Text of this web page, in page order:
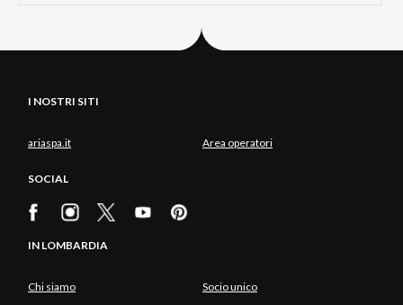
I NOSTRI SITI
ariaspa.it Area operatori
SOCIAL
IN LOMBARDIA
Chi siamo Socio unico